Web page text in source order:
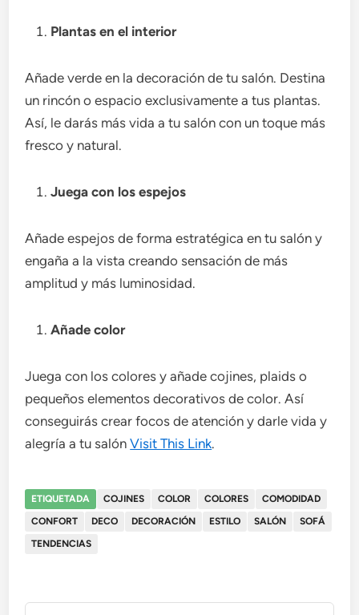
Plantas en el interior
Añade verde en la decoración de tu salón. Destina
un rincón o espacio exclusivamente a tus plantas.
Así, le darás más vida a tu salón con un toque más
fresco y natural.
Juega con los espejos
Añade espejos de forma estratégica en tu salón y
engaña a la vista creando sensación de más
amplitud y más luminosidad.
Añade color
Juega con los colores y añade cojines, plaids o
pequeños elementos decorativos de color. Así
conseguirás crear focos de atención y darle vida y
alegría a tu salónVisit This Link.
ETIQUETADA COJINES COLOR COLORES
COMODIDAD
CONFORT
DECO DECORACIÓN ESTILO SALÓN
SOFÁ
TENDENCIAS